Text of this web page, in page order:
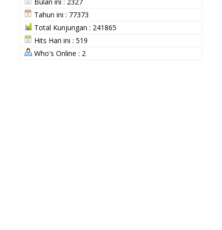
Tahun ini : 77373
Total Kunjungan : 241865
Hits Hari ini : 519
Who's Online : 2